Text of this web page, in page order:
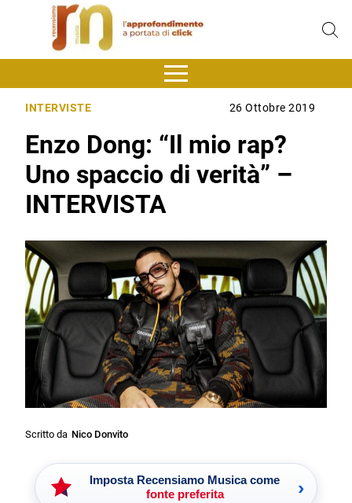
INTERVISTE 26 Ottobre 2019
Enzo Dong: “Il mio rap?
Uno spaccio di verità” –
INTERVISTA
Scritto da Nico Donvito
Imposta Recensiamo Musica come
fonte preferita
›